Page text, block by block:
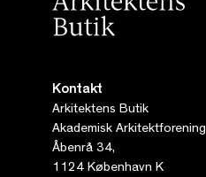
Kontakt
Arkitektens Butik
Akademisk Arkitektforening
Åbenrå 34,
1124 København K